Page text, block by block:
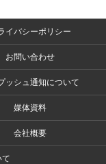
イバシーポリシー
お問い合わせ
ッシュ通知について
媒体資料
会社概要